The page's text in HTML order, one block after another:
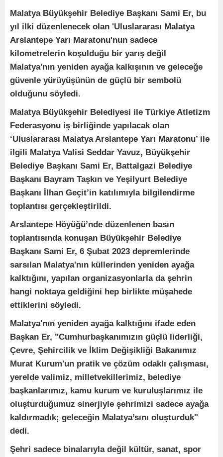
Malatya Büyükşehir Belediye Başkanı Sami Er, bu
yıl ilki düzenlenecek olan 'Uluslararası Malatya
Arslantepe Yarı Maratonu'nun sadece
kilometrelerin koşulduğu bir yarış değil
Malatya'nın yeniden ayağa kalkışının ve geleceğe
güvenle yürüyüşünün de güçlü bir sembolü
olduğunu söyledi.
Malatya Büyükşehir Belediyesi ile Türkiye Atletizm
Federasyonu iş birliğinde yapılacak olan
‘Uluslararası Malatya Arslantepe Yarı Maratonu’ ile
ilgili Malatya Valisi Seddar Yavuz, Büyükşehir
Belediye Başkanı Sami Er, Battalgazi Belediye
Başkanı Bayram Taşkın ve Yeşilyurt Belediye
Başkanı İlhan Geçit’in katılımıyla bilgilendirme
toplantısı gerçekleştirildi.
Arslantepe Höyüğü’nde düzenlenen basın
toplantısında konuşan Büyükşehir Belediye
Başkanı Sami Er, 6 Şubat 2023 depremlerinde
sarsılan Malatya'nın küllerinden yeniden ayağa
kalktığını, yapılan organizasyonlarla da şehrin
hangi noktaya geldiğini hep birlikte müşahede
ettiklerini söyledi.
Malatya'nın yeniden ayağa kalktığını ifade eden
Başkan Er, "Cumhurbaşkanımızın güçlü liderliği,
Çevre, Şehircilik ve İklim Değişikliği Bakanımız
Murat Kurum'un pratik ve çözüm odaklı çalışması,
yerelde valimiz, milletvekillerimiz, belediye
başkanlarımız, kamu kurum ve kuruluşlarımız ile
oluşturduğumuz sinerjiyle şehrimizi sadece ayağa
kaldırmadık; geleceğin Malatya’sını oluşturduk"
dedi.
Şehri sadece binalarıyla değil kültür, sanat, spor